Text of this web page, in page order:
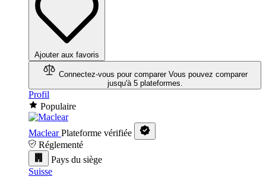
Ajouter aux favoris
Connectez-vous pour comparer Vous pouvez comparer
jusqu'à 5 plateformes.
Profil
Populaire
Maclear Plateforme vérifiée
Réglementé
Pays du siège
Suisse